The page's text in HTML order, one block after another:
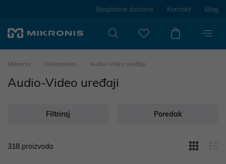
Besplatna dostava Kontakt Blog
Mikronis Elektronika Audio-Video uređaji
Audio-Video uređaji
Filtriraj Poredak
318 proizvoda